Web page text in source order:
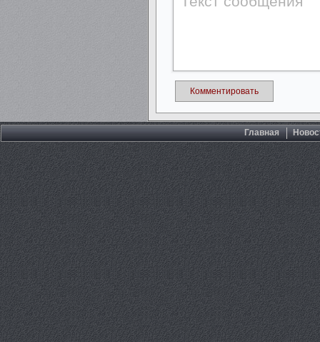
Комментировать
Главная